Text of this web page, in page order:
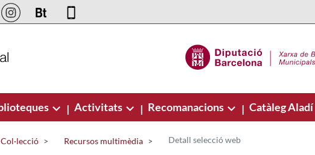
| Activitats | Recomanacions | Catàleg Aladí
Col·lecció Recursos multimèdia Detall selecció web